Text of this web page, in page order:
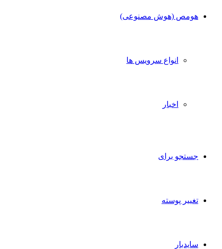
هومص (هوش مصنوعی)
انواع سرویس ها
اخبار
جستجو برای
تغییر پوسته
سایدبار